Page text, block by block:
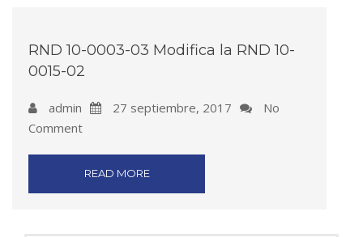
RND 10-0003-03 Modifica la RND 10-
0015-02
admin 27 septiembre, 2017
No
Comment
READ MORE